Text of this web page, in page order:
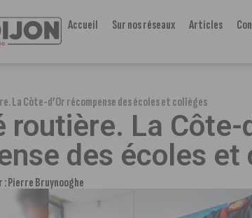
Accueil Sur nos réseaux Articles
La Côte-d’Or récompense des écoles et collèges
routière. La Côte-
des écoles et
:Pierre Bruynooghe